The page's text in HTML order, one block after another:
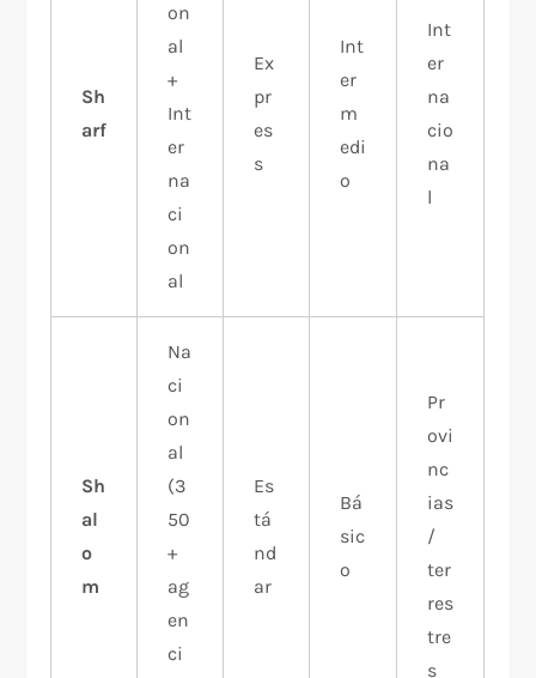
Sh
arf
on
al
+
Int
er
na
ci
on
al
Ex
pr
es
s
Int
er
m
edi
o
Int
er
na
cio
na
l
Sh
al
o
m
Na
ci
on
al
(3
50
+
ag
en
ci
Es
tá
nd
ar
Bá
sic
o
Pr
ovi
nc
ias
/
ter
res
tre
s